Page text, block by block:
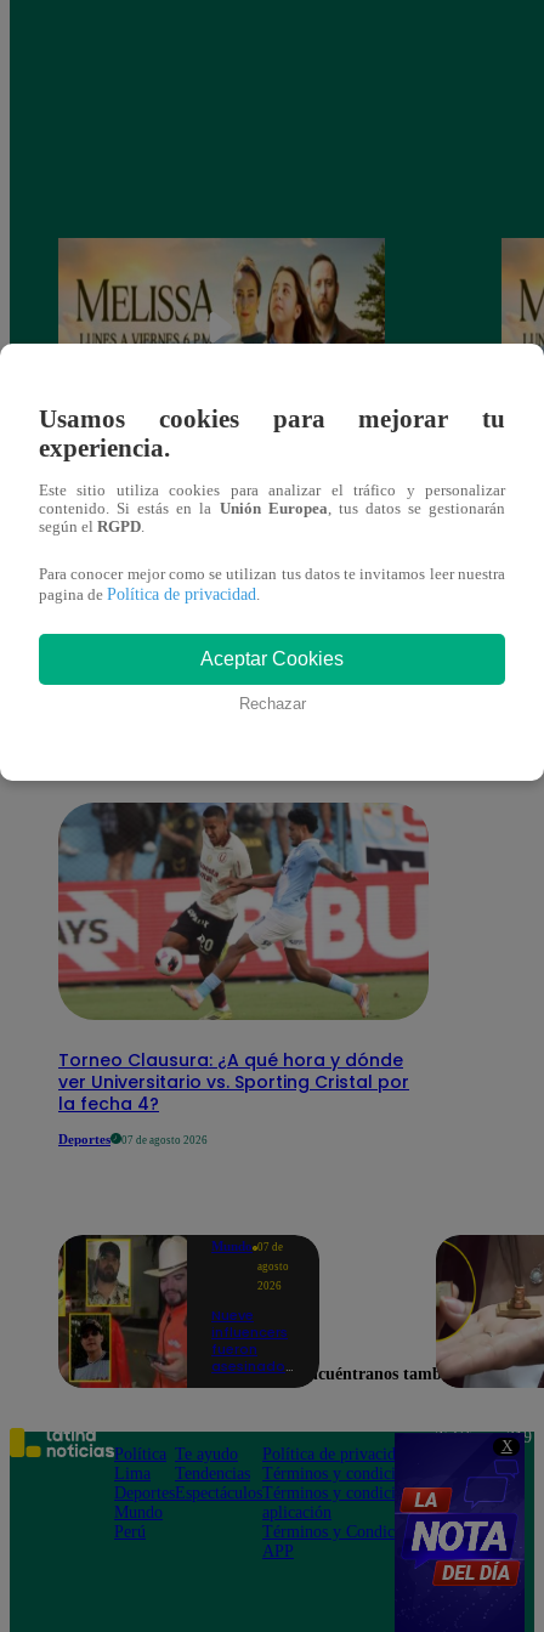
X
Melissa, Jueves 12 de diciembre – ver
capítulo 100 completo (online y español)
También te puede
interesar
Torneo Clausura: ¿A qué hora y dónde
ver Universitario vs. Sporting Cristal por
la fecha 4?
Deportes 07 de agosto 2026
Mundo 07 de
agosto
2026
Nueve
influencers
fueron
asesinados
el Cártel de
Sinaloa
Usamos cookies para mejorar tu
experiencia.
Este sitio utiliza cookies para analizar el tráfico y personalizar
contenido. Si estás en la Unión Europea , tus datos se gestionarán
según el RGPD
Para conocer mejor como se utilizan tus datos te invitamos leer nuestra
pagina de Política de privacidad
Aceptar Cookies
Rechazar
Encuéntranos también en
Política
Lima
Deportes
Mundo
Perú
Te ayudo
Tendencias
Espectáculos
Política de privacidad
Términos y condiciones
Términos y condiciones
aplicación
Términos y Condiciones
APP
Teléfono: 219
Av. San
Felipe 968
Jesús María